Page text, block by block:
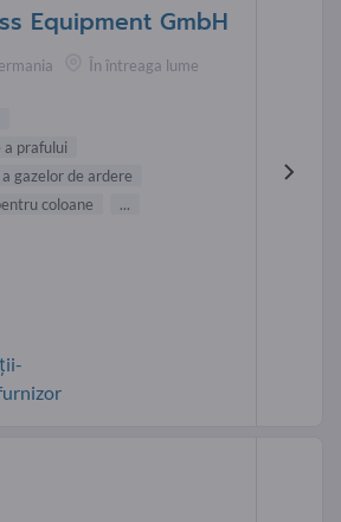
Equipment GmbH
În întreaga lume
a prafului
gazelor de ardere
coloane
...